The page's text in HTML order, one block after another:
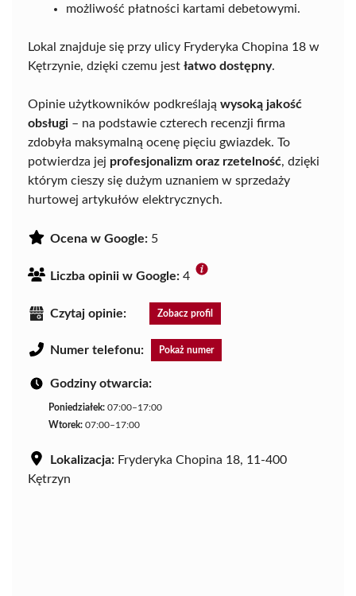
możliwość płatności kartami debetowymi.
Lokal znajduje się przy ulicy Fryderyka Chopina 18 w
Kętrzynie, dzięki czemu jest łatwo dostępny.
Opinie użytkowników podkreślają wysoką jakość
obsługi – na podstawie czterech recenzji firma
zdobyła maksymalną ocenę pięciu gwiazdek. To
potwierdza jej profesjonalizm oraz rzetelność, dzięki
którym cieszy się dużym uznaniem w sprzedaży
hurtowej artykułów elektrycznych.
Ocena w Google: 5
Liczba opinii w Google: 4
Czytaj opinie: Zobacz profil
Numer telefonu: Pokaż numer
Godziny otwarcia:
Poniedziałek: 07:00–17:00
Wtorek: 07:00–17:00
Lokalizacja: Fryderyka Chopina 18, 11-400
Kętrzyn